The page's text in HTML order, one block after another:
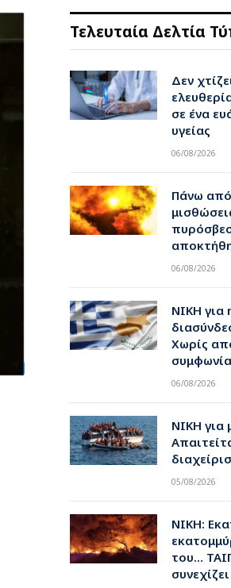
Τελευταία Δελτία
Δεν
σε ένα
υγείας
06/08/2026
Πάνω
06/08/2026
ΝΙΚΗ για
Χωρίς
06/08/2026
ΝΙΚΗ για
05/08/2026
ΝΙΚΗ:
του…